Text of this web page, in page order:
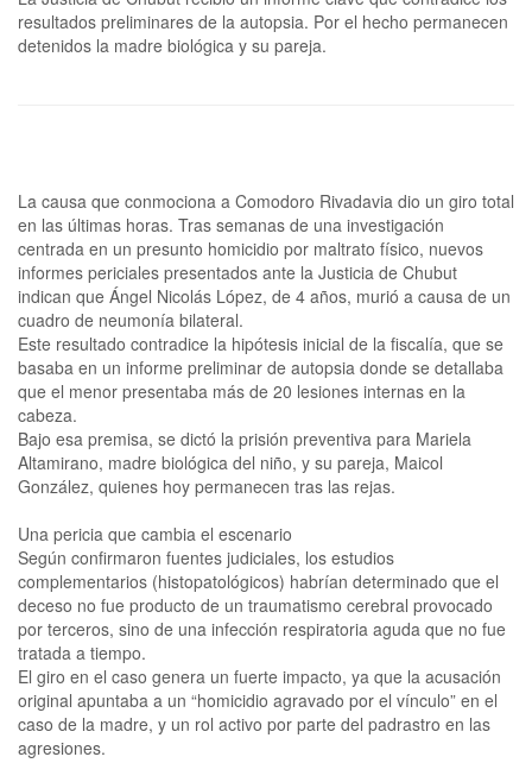
resultados preliminares de la autopsia. Por el hecho permanecen
detenidos la madre biológica y su pareja.
La causa que conmociona a Comodoro Rivadavia dio un giro total
en las últimas horas. Tras semanas de una investigación
centrada en un presunto homicidio por maltrato físico, nuevos
informes periciales presentados ante la Justicia de Chubut
indican que Ángel Nicolás López, de 4 años, murió a causa de un
cuadro de neumonía bilateral.
Este resultado contradice la hipótesis inicial de la fiscalía, que se
basaba en un informe preliminar de autopsia donde se detallaba
que el menor presentaba más de 20 lesiones internas en la
cabeza.
Bajo esa premisa, se dictó la prisión preventiva para Mariela
Altamirano, madre biológica del niño, y su pareja, Maicol
González, quienes hoy permanecen tras las rejas.
Una pericia que cambia el escenario
Según confirmaron fuentes judiciales, los estudios
complementarios (histopatológicos) habrían determinado que el
deceso no fue producto de un traumatismo cerebral provocado
por terceros, sino de una infección respiratoria aguda que no fue
tratada a tiempo.
El giro en el caso genera un fuerte impacto, ya que la acusación
original apuntaba a un “homicidio agravado por el vínculo” en el
caso de la madre, y un rol activo por parte del padrastro en las
agresiones.